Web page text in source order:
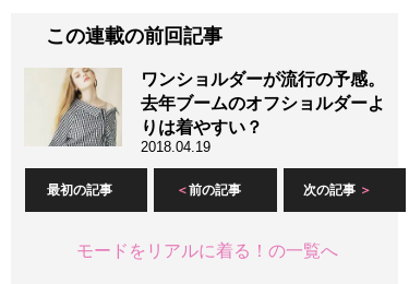
この連載の前回記事
ワンショルダーが流行の予感。
去年ブームのオフショルダーよ
りは着やすい？
2018.04.19
最初の記事 前の記事 次の記事
モードをリアルに着る！の一覧へ